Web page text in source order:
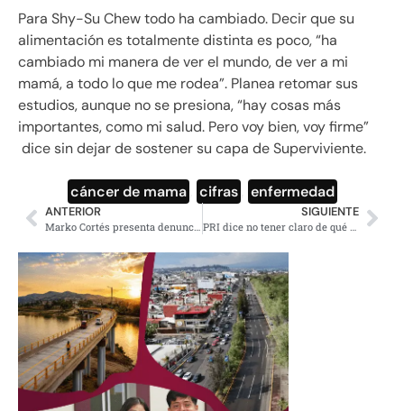
Para Shy-Su Chew todo ha cambiado. Decir que su
alimentación es totalmente distinta es poco, “ha
cambiado mi manera de ver el mundo, de ver a mi
mamá, a todo lo que me rodea”. Planea retomar sus
estudios, aunque no se presiona, “hay cosas más
importantes, como mi salud. Pero voy bien, voy firme”
dice sin dejar de sostener su capa de Superviviente.
cáncer de mama cifras enfermedad
ANTERIOR SIGUIENTE